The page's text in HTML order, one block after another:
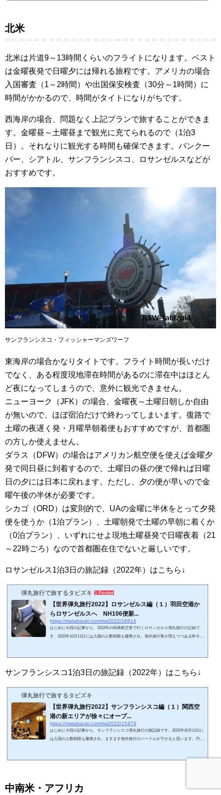
北米
北米は片道9～13時間くらいのフライトになります。ベスト
は金曜夜発で日曜夕には帰れる旅程です。アメリカの場合
入国審査（1～2時間）や出国保安検査（30分～1時間）に
時間がかかるので、時間がタイトになりがちです。
西海岸の場合、問題なく上記プランで旅することができま
す。金曜昼～土曜昼まで観光に充てられるので（1泊3
日）。 それなりに観光する時間も確保できます。バンクー
バー、シアトル、サンフランシスコ、ロサンゼルスなどが
おすすめです。
サンフランシスコ・フィッシャーマンズワーフ
東海岸の場合かなりタイトです。フライト時間が長いだけ
でなく、ある程度現地滞在時間があるのに滞在中はほとん
ど夜になってしまうので、意外に観光できません。
ニューヨーク（JFK）の場合、金曜夜～土曜日朝しか自由
が無いので、ほぼ宿泊だけで終わってしまいます。復路で
土曜の夜遅く発・月曜早朝着便もおすすめですが、首都圏
の方しか使えません。
ダラス（DFW）の場合はアメリカン航空便を使えば金曜夕
発で同日昼に到着するので、土曜日の昼の便で帰れば日曜
日の夕には日本に戻れます。ただし、夕の便が早いので金
曜午後の半休が必要です。
シカゴ（ORD）は変則的で、UAの金曜に半休をとって夕発
便を使うか（1泊プラン）、土曜朝発で土曜の早朝に着くか
（0泊プラン）、いずれにせよ現地土曜昼発で日曜夜着（21
～22時ごろ）なので首都圏在住でないと厳しいです。
ロサンゼルス1泊3日の旅記録（2022年） はこちら↓
弾丸旅行で旅するタビズキ 1 Pocket
【世界弾丸旅行2022】ロサンゼルス編（１）羽田空港か
らロサンゼルスへ NH106便新...
https://rtwtabizuki.com/rtw2022/16814
はじめに今回の記事から、2022年の特典航空券で行くロサンゼルス弾丸旅行の記録で
す。2022年10月11日には入国の人数制限も撤廃され、海外旅行客が増えつつある昨今で
探していたんですが、ビジネスクラス以上の席に全く空きが見つかりませんでしたね。
サンフランシスコ1泊3日の旅記録（2022年）はこちら↓
弾丸旅行で旅するタビズキ
【世界弾丸旅行2022】サンフランシスコ編（１）関西空
港の新エリアが徐々にオープ...
https://rtwtabizuki.com/rtw2022/15473
はじめに今回の記事から、サンフランシスコ弾丸旅行の旅記録です。2022年10月11日に
は入国の人数制限も撤廃され、ますます海外旅行のハードルが下がると思います。円安
中南米・アフリカ